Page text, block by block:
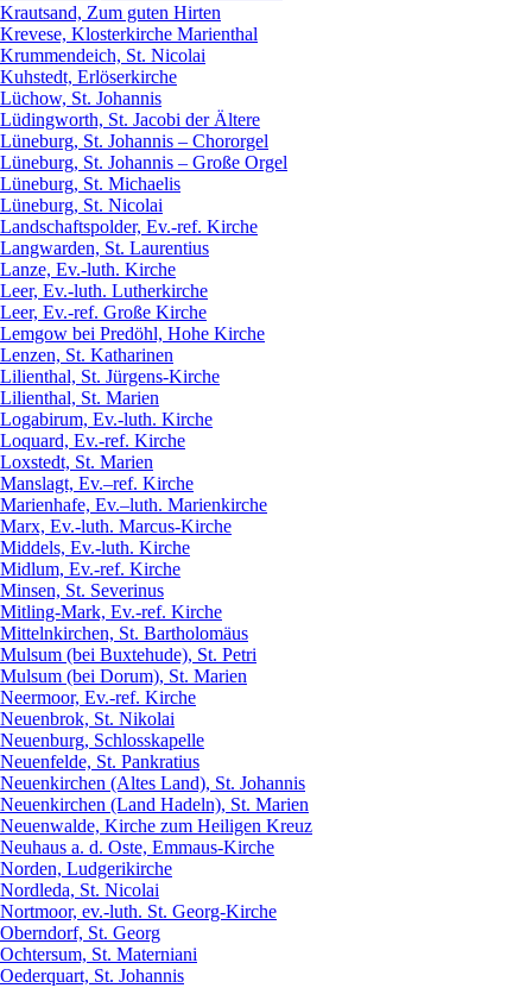
Krautsand, Zum guten Hirten
Krevese, Klosterkirche Marienthal
Krummendeich, St. Nicolai
Kuhstedt, Erlöserkirche
Lüchow, St. Johannis
Lüdingworth, St. Jacobi der Ältere
Lüneburg, St. Johannis – Chororgel
Lüneburg, St. Johannis – Große Orgel
Lüneburg, St. Michaelis
Lüneburg, St. Nicolai
Landschaftspolder, Ev.-ref. Kirche
Langwarden, St. Laurentius
Lanze, Ev.-luth. Kirche
Leer, Ev.-luth. Lutherkirche
Leer, Ev.-ref. Große Kirche
Lemgow bei Predöhl, Hohe Kirche
Lenzen, St. Katharinen
Lilienthal, St. Jürgens-Kirche
Lilienthal, St. Marien
Logabirum, Ev.-luth. Kirche
Loquard, Ev.-ref. Kirche
Loxstedt, St. Marien
Manslagt, Ev.–ref. Kirche
Marienhafe, Ev.–luth. Marienkirche
Marx, Ev.-luth. Marcus-Kirche
Middels, Ev.-luth. Kirche
Midlum, Ev.-ref. Kirche
Minsen, St. Severinus
Mitling-Mark, Ev.-ref. Kirche
Mittelnkirchen, St. Bartholomäus
Mulsum (bei Buxtehude), St. Petri
Mulsum (bei Dorum), St. Marien
Neermoor, Ev.-ref. Kirche
Neuenbrok, St. Nikolai
Neuenburg, Schlosskapelle
Neuenfelde, St. Pankratius
Neuenkirchen (Altes Land), St. Johannis
Neuenkirchen (Land Hadeln), St. Marien
Neuenwalde, Kirche zum Heiligen Kreuz
Neuhaus a. d. Oste, Emmaus-Kirche
Norden, Ludgerikirche
Nordleda, St. Nicolai
Nortmoor, ev.-luth. St. Georg-Kirche
Oberndorf, St. Georg
Ochtersum, St. Materniani
Oederquart, St. Johannis